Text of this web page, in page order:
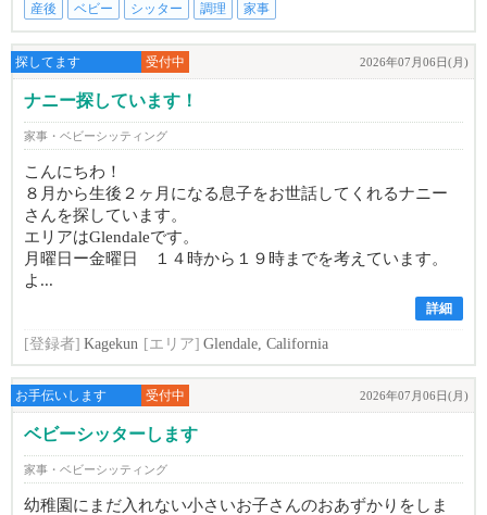
産後 ベビー シッター 調理 家事
探してます 受付中 2026年07月06日(月)
ナニー探しています！
家事・ベビーシッティング
こんにちわ！
８月から生後２ヶ月になる息子をお世話してくれるナニー
さんを探しています。
エリアはGlendaleです。
月曜日ー金曜日 １４時から１９時までを考えています。
よ...
詳細
[登録者] Kagekun [エリア] Glendale, California
お手伝いします 受付中 2026年07月06日(月)
ベビーシッターします
家事・ベビーシッティング
幼稚園にまだ入れない小さいお子さんのおあずかりをしま